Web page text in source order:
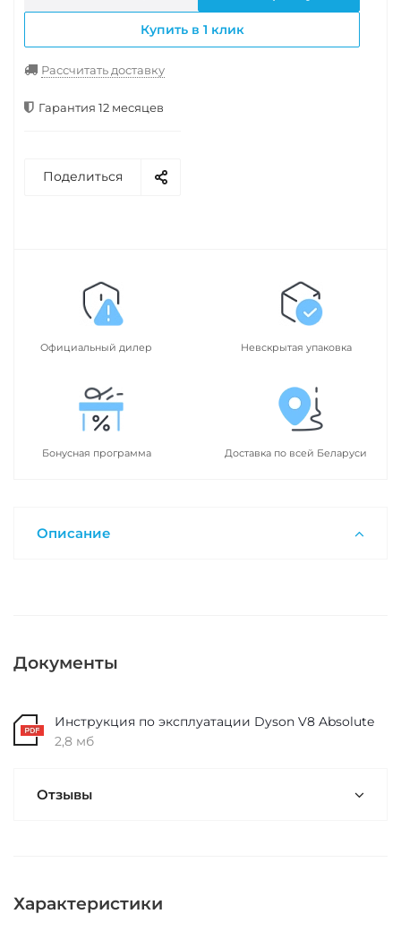
Купить в 1 клик
Рассчитать доставку
Гарантия 12 месяцев
Поделиться
Официальный дилер Невскрытая упаковка
Бонусная программа Доставка по всей Беларуси
Описание
Документы
Инструкция по эксплуатации Dyson V8 Absolute
2,8 мб
Отзывы
Характеристики